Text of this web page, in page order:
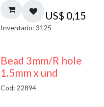
US$ 0,15
Inventario: 3125
Bead 3mm/R hole
1.5mm x und
Cod: 22894